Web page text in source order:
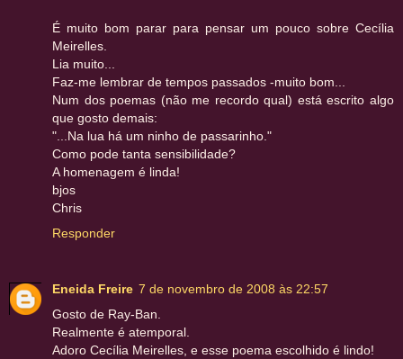
É muito bom parar para pensar um pouco sobre Cecília
Meirelles.
Lia muito...
Faz-me lembrar de tempos passados -muito bom...
Num dos poemas (não me recordo qual) está escrito algo
que gosto demais:
"...Na lua há um ninho de passarinho."
Como pode tanta sensibilidade?
A homenagem é linda!
bjos
Chris
Responder
Eneida Freire 7 de novembro de 2008 às 22:57
Gosto de Ray-Ban.
Realmente é atemporal.
Adoro Cecília Meirelles, e esse poema escolhido é lindo!